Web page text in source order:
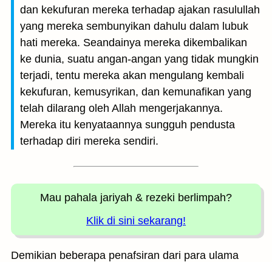
dan kekufuran mereka terhadap ajakan rasulullah
yang mereka sembunyikan dahulu dalam lubuk
hati mereka. Seandainya mereka dikembalikan
ke dunia, suatu angan-angan yang tidak mungkin
terjadi, tentu mereka akan mengulang kembali
kekufuran, kemusyrikan, dan kemunafikan yang
telah dilarang oleh Allah mengerjakannya.
Mereka itu kenyataannya sungguh pendusta
terhadap diri mereka sendiri.
Mau pahala jariyah & rezeki berlimpah?
Klik di sini sekarang!
Demikian beberapa penafsiran dari para ulama